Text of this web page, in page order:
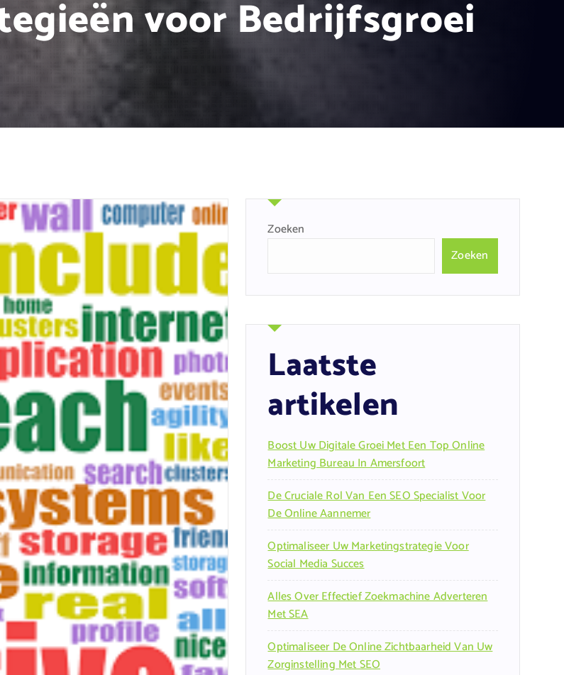
voor Bedrijfsgroei
Zoeken
Zoeken
Laatste
artikelen
Boost Uw Digitale Groei Met Een Top Online
Marketing Bureau In Amersfoort
De Cruciale Rol Van Een SEO Specialist Voor
De Online Aannemer
Optimaliseer Uw Marketingstrategie Voor
Social Media Succes
Alles Over Effectief Zoekmachine Adverteren
Met SEA
Optimaliseer De Online Zichtbaarheid Van Uw
Zorginstelling Met SEO